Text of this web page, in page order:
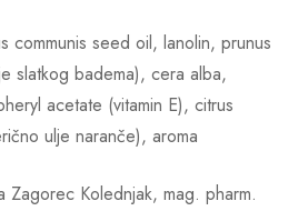
communis seed oil, lanolin, prunus
slatkog badema), cera alba,
acetate (vitamin E), citrus
ulje naranče), aroma
Zagorec Kolednjak, mag. pharm.